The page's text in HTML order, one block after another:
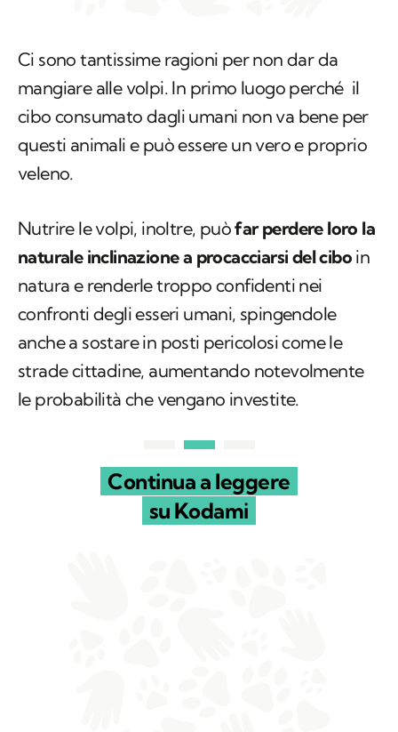
Ci sono tantissime ragioni per non dar da
mangiare alle volpi. In primo luogo perché il
cibo consumato dagli umani non va bene per
questi animali e può essere un vero e proprio
veleno.
Nutrire le volpi, inoltre, puòfar perdere loro la
naturale inclinazione a procacciarsi del cibo in
natura e renderle troppo confidenti nei
confronti degli esseri umani, spingendole
anche a sostare in posti pericolosi come le
strade cittadine, aumentando notevolmente
le probabilità che vengano investite.
Continua a leggere
su Kodami